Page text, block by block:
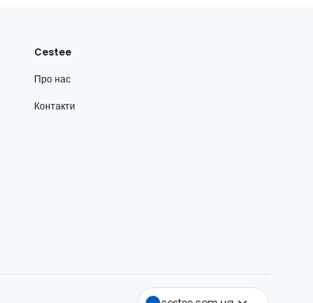
Cestee
Про нас
Контакти
cestee.com